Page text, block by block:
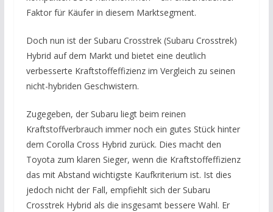
Faktor für Käufer in diesem Marktsegment.
Doch nun ist der Subaru Crosstrek (Subaru Crosstrek)
Hybrid auf dem Markt und bietet eine deutlich
verbesserte Kraftstoffeffizienz im Vergleich zu seinen
nicht-hybriden Geschwistern.
Zugegeben, der Subaru liegt beim reinen
Kraftstoffverbrauch immer noch ein gutes Stück hinter
dem Corolla Cross Hybrid zurück. Dies macht den
Toyota zum klaren Sieger, wenn die Kraftstoffeffizienz
das mit Abstand wichtigste Kaufkriterium ist. Ist dies
jedoch nicht der Fall, empfiehlt sich der Subaru
Crosstrek Hybrid als die insgesamt bessere Wahl. Er